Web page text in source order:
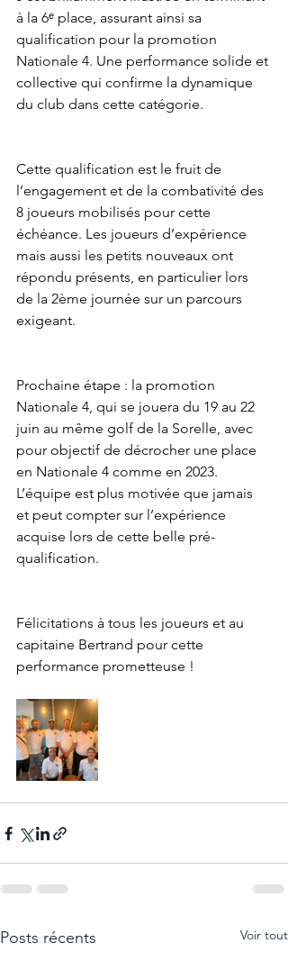
à la 6ᵉ place, assurant ainsi sa
qualification pour la promotion
Nationale 4. Une performance solide et
collective qui confirme la dynamique
du club dans cette catégorie.
Cette qualification est le fruit de
l’engagement et de la combativité des
8 joueurs mobilisés pour cette
échéance. Les joueurs d’expérience
mais aussi les petits nouveaux ont
répondu présents, en particulier lors
de la 2ème journée sur un parcours
exigeant.
Prochaine étape : la promotion
Nationale 4, qui se jouera du 19 au 22
juin au même golf de la Sorelle, avec
pour objectif de décrocher une place
en Nationale 4 comme en 2023.
L’équipe est plus motivée que jamais
et peut compter sur l’expérience
acquise lors de cette belle pré-
qualification.
Félicitations à tous les joueurs et au
capitaine Bertrand pour cette
performance prometteuse !
Posts récents Voir tout